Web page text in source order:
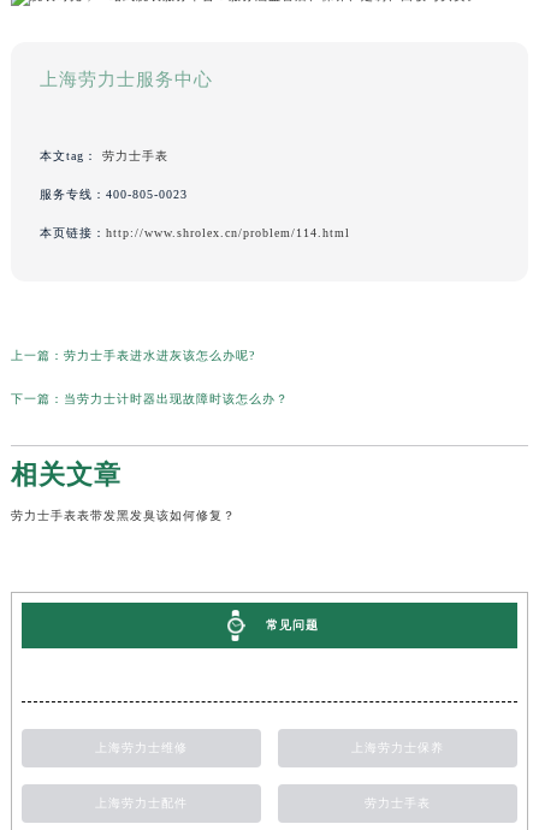
上海劳力士服务中心
本文tag： 劳力士手表
服务专线： 400-805-0023
本页链接： http://www.shrolex.cn/problem/114.html
上一篇： 劳力士手表进水进灰该怎么办呢?
下一篇： 当劳力士计时器出现故障时该怎么办？
相关文章
劳力士手表表带发黑发臭该如何修复？
常见问题
上海劳力士维修 上海劳力士保养
上海劳力士配件 劳力士手表